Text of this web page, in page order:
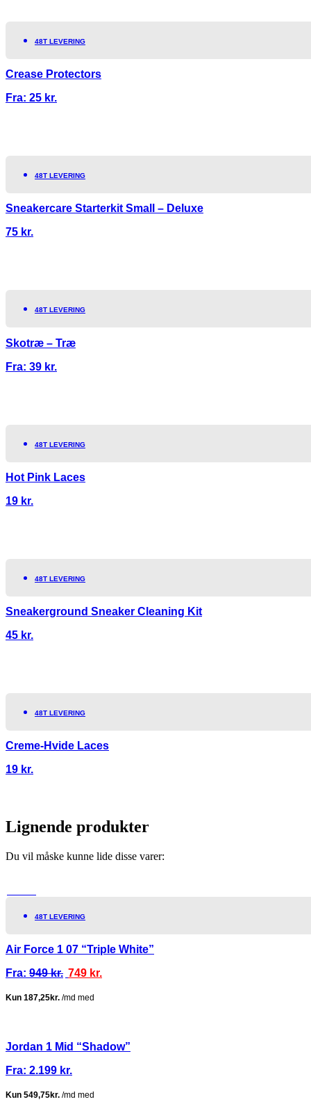
48T LEVERING
Crease Protectors
Fra: 25 kr.
48T LEVERING
Sneakercare Starterkit Small – Deluxe
75 kr.
48T LEVERING
Skotræ – Træ
Fra: 39 kr.
48T LEVERING
Hot Pink Laces
19 kr.
48T LEVERING
Sneakerground Sneaker Cleaning Kit
45 kr.
48T LEVERING
Creme-Hvide Laces
19 kr.
Lignende produkter
Du vil måske kunne lide disse varer:
48T LEVERING
Air Force 1 07 “Triple White”
Fra: 949kr. 749 kr.
Jordan 1 Mid “Shadow”
Fra: 2.199 kr.